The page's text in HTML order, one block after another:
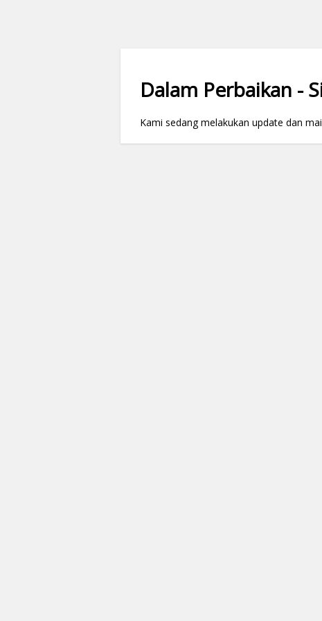
Dalam Perbaikan -
Kami sedang melakukan update dan